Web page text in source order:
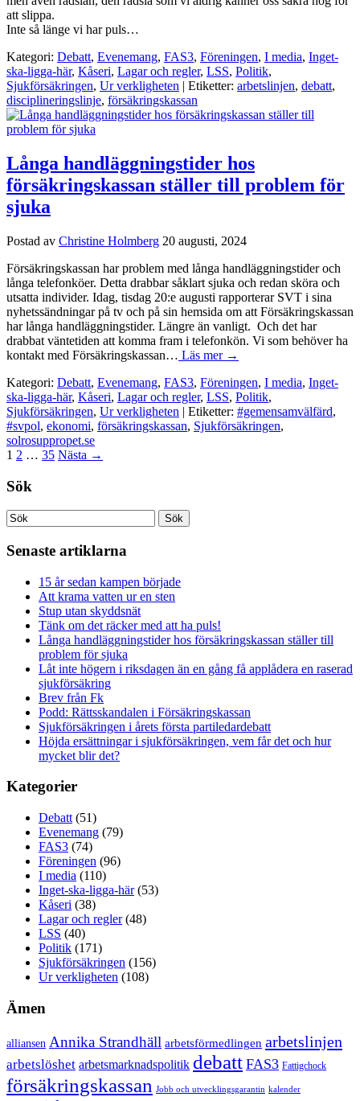
att slippa.
Inte så länge vi har puls…
Kategori: Debatt, Evenemang, FAS3, Föreningen, I media, Inget-
ska-ligga-här, Kåseri, Lagar och regler, LSS, Politik,
Sjukförsäkringen, Ur verkligheten | Etiketter: arbetslinjen, debatt,
disciplineringslinje, försäkringskassan
Långa handläggningstider hos
försäkringskassan ställer till problem för
sjuka
Postad av Christine Holmberg 20 augusti, 2024
Försäkringskassan har problem med långa handläggningstider och
långa telefonköer. Detta drabbar såklart sjuka och redan sköra och
utsatta individer. Idag, tisdag 20:e augusti rapporterar SVT i sina
nyhetssändningar på tv och på sin hemsida om att Försäkringskassan
har långa handläggningstider. Längre än vanligt. Och det har
drabbat väntetiden att komma fram i telefonkön. Vi som behöver ha
kontakt med Försäkringskassan… Läs mer →
Kategori: Debatt, Evenemang, FAS3, Föreningen, I media, Inget-
ska-ligga-här, Kåseri, Lagar och regler, LSS, Politik,
Sjukförsäkringen, Ur verkligheten | Etiketter: #gemensamvälfärd,
#svpol, ekonomi, försäkringskassan, Sjukförsäkringen,
solrosuppropet.se
1 2 … 35 Nästa →
Sök
Senaste artiklarna
15 år sedan kampen började
Att krama vatten ur en sten
Stup utan skyddsnät
Tänk om det räcker med att ha puls!
Långa handläggningstider hos försäkringskassan ställer till
problem för sjuka
Låt inte högern i riksdagen än en gång få applådera en raserad
sjukförsäkring
Brev från Fk
Podd: Rättsskandalen i Försäkringskassan
Sjukförsäkringen i årets första partiledardebatt
Höjda ersättningar i sjukförsäkringen, vem får det och hur
mycket blir det?
Kategorier
Debatt (51)
Evenemang (79)
FAS3 (74)
Föreningen (96)
I media (110)
Inget-ska-ligga-här(53)
Kåseri (38)
Lagar och regler(48)
LSS (40)
Politik (171)
Sjukförsäkringen (156)
Ur verkligheten (108)
Ämen
alliansen Annika Strandhäll arbetsförmedlingen arbetslinjen
arbetslöshet arbetsmarknadspolitik debatt FAS3 Fattigchock
försäkringskassan Jobb och utvecklingsgarantin kalender